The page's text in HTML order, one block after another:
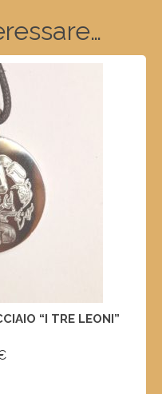
“I TRE LEONI”